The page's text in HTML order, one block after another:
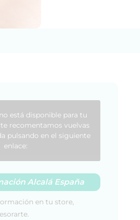
está disponible para tu
recomentamos vuelvas
pulsando en el siguiente
enlace:
Alcalá España
en tu store,